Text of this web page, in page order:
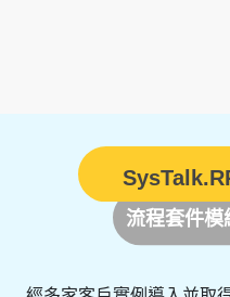
流程套件
經多家客戶實例導入並取
控制，自